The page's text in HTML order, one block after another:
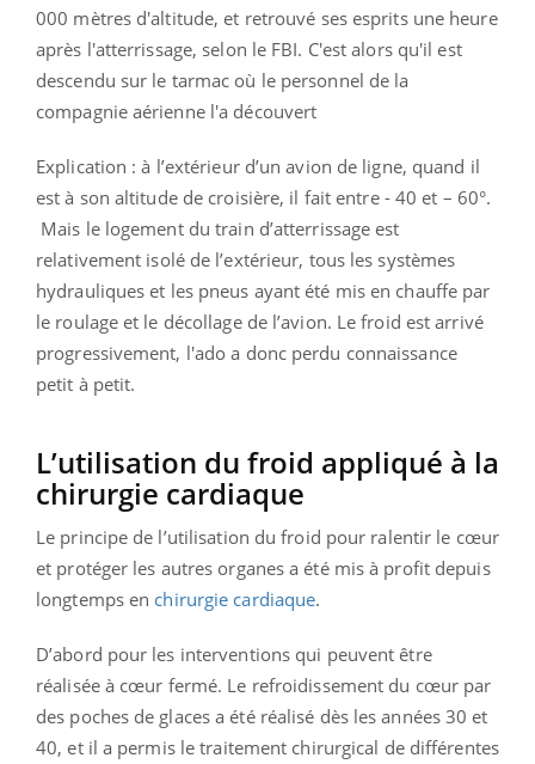
000 mètres d'altitude, et retrouvé ses esprits une heure
après l'atterrissage, selon le FBI. C'est alors qu'il est
descendu sur le tarmac où le personnel de la
compagnie aérienne l'a découvert
Explication : à l’extérieur d’un avion de ligne, quand il
est à son altitude de croisière, il fait entre - 40 et – 60°.
Mais le logement du train d’atterrissage est
relativement isolé de l’extérieur, tous les systèmes
hydrauliques et les pneus ayant été mis en chauffe par
le roulage et le décollage de l’avion. Le froid est arrivé
progressivement, l'ado a donc perdu connaissance
petit à petit.
L’utilisation du froid appliqué à la
chirurgie cardiaque
Le principe de l’utilisation du froid pour ralentir le cœur
et protéger les autres organes a été mis à profit depuis
longtemps en chirurgie cardiaque.
D’abord pour les interventions qui peuvent être
réalisée à cœur fermé. Le refroidissement du cœur par
des poches de glaces a été réalisé dès les années 30 et
40, et il a permis le traitement chirurgical de différentes